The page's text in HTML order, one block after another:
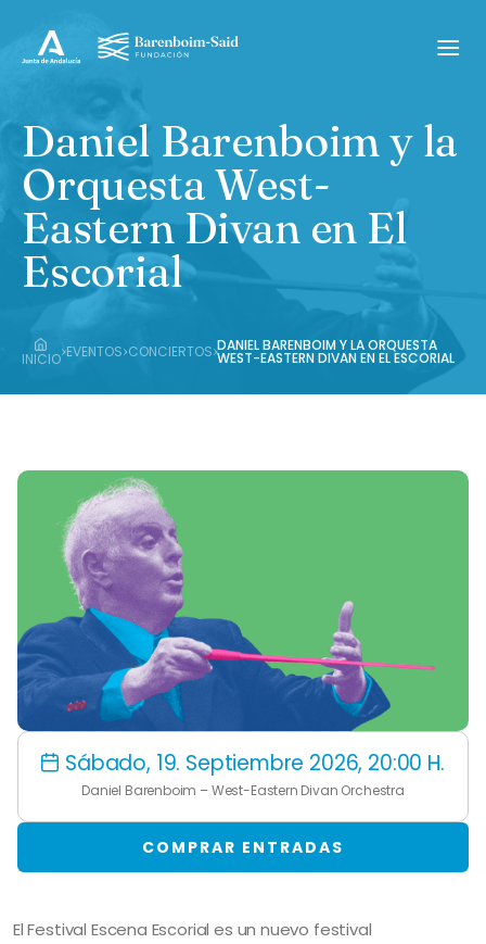
Daniel Barenboim y la
Orquesta West-
Eastern Divan en El
Escorial
INICIO›EVENTOS›CONCIERTOS›DANIEL BARENBOIM Y LA ORQUESTA
WEST-EASTERN DIVAN EN EL ESCORIAL
Sábado, 19. Septiembre 2026, 20:00 H.
Daniel Barenboim – West-Eastern Divan Orchestra
COMPRAR ENTRADAS
El Festival Escena Escorial es un nuevo festival